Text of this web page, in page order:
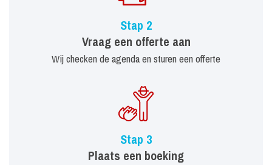
Stap 2
Vraag een offerte aan
Wij checken de agenda en sturen een offerte
Stap 3
Plaats een boeking